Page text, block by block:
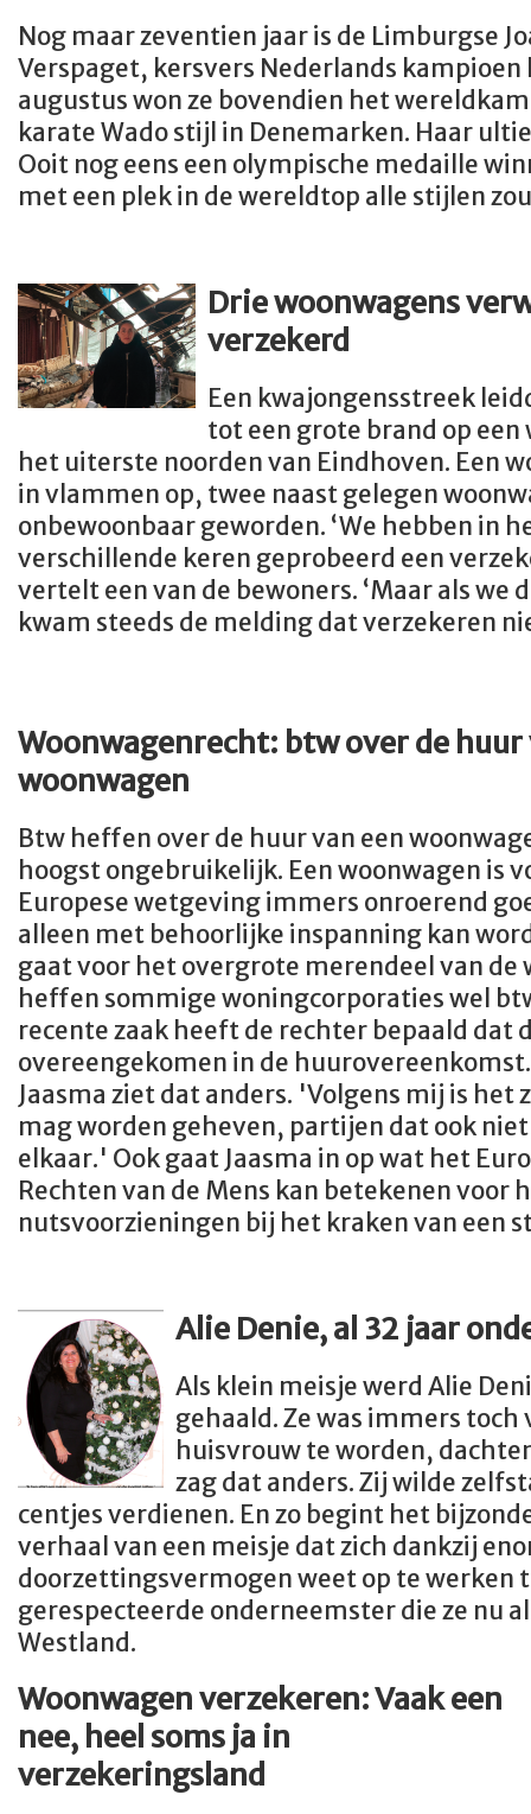
Nog maar zeventien jaar is de Limburgse
Verspaget, kersvers Nederlands kampioen
augustus won ze bovendien het
karate Wado stijl in Denemarken. Haar
Ooit nog eens een olympische medaille
met een plek in de wereldtop alle stijlen
Drie woonwagens
verzekerd
Een kwajongensstreek
tot een grote brand op
het uiterste noorden van Eindhoven. Een
in vlammen op, twee naast gelegen
onbewoonbaar geworden. ‘We hebben in
verschillende keren geprobeerd een
vertelt een van de bewoners. ‘Maar als we
kwam steeds de melding dat
Woonwagenrecht: btw over de huur
woonwagen
Btw heffen over de huur van een
hoogst ongebruikelijk. Een woonwagen is
Europese wetgeving immers onroerend
alleen met behoorlijke inspanning kan
gaat voor het overgrote merendeel van de
heffen sommige woningcorporaties wel
recente zaak heeft de rechter bepaald dat
overeengekomen in de
Jaasma ziet dat anders. 'Volgens mij is het
mag worden geheven, partijen dat ook
elkaar.' Ook gaat Jaasma in op wat het
Rechten van de Mens kan betekenen voor
nutsvoorzieningen bij het kraken van een
Alie Denie, al 32 jaar
Als klein meisje werd Alie
gehaald. Ze was immers
huisvrouw te worden,
zag dat anders. Zij wilde
centjes verdienen. En zo begint het
verhaal van een meisje dat zich dankzij
doorzettingsvermogen weet op te werken
gerespecteerde onderneemster die ze nu
Westland.
Woonwagen verzekeren: Vaak een
nee, heel soms ja in
verzekeringsland